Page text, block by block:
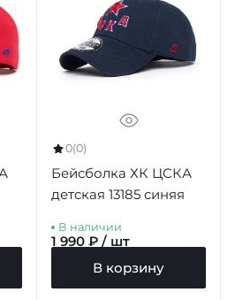
0(0)
Бейсболка ХК ЦСКА
детская 13185 синяя
В наличии
1 990 ₽ / шт
В корзину